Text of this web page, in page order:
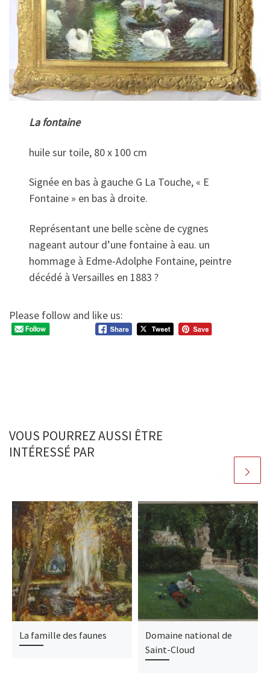
La fontaine
huile sur toile, 80 x 100 cm
Signée en bas à gauche G La Touche, « E
Fontaine » en bas à droite.
Représentant une belle scène de cygnes
nageant autour d’une fontaine à eau. un
hommage à Edme-Adolphe Fontaine, peintre
décédé à Versailles en 1883 ?
Please follow and like us:
VOUS POURREZ AUSSI ÊTRE
INTÉRESSÉ PAR
La famille des faunes
Domaine national de
Saint-Cloud